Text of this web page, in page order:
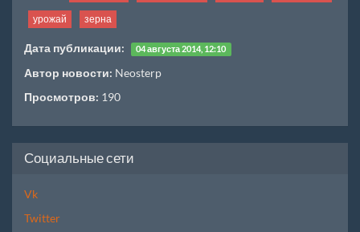
урожай зерна
Дата публикации: 04 августа 2014, 12:10
Автор новости: Neosterp
Просмотров: 190
Социальные сети
Vk
Twitter